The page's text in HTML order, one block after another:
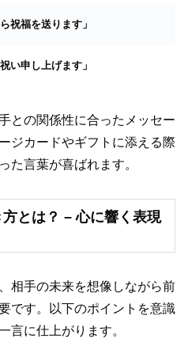
祝福を送ります」
い申し上げます」
との関係性に合ったメッセー
ジカードやギフトに添える際
た言葉が喜ばれます。
とは？ – 心に響く表現
相手の未来を想像しながら前
です。以下のポイントを意識
言に仕上がります。